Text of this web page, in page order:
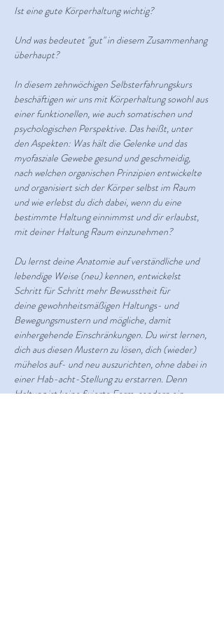
Ist eine gute Körperhaltung wichtig?
Und was bedeutet "gut" in diesem Zusammenhang
überhaupt?
In diesem zehnwöchigen Selbsterfahrungskurs
beschäftigen wir uns mit Körperhaltung sowohl aus
einer funktionellen, wie auch somatischen und
psychologischen Perspektive. Das heißt, unter
den Aspekten: Was hält die Gelenke und das
myofasziale Gewebe gesund und geschmeidig,
nach welchen organischen Prinzipien entwickelte
und organisiert sich der Körper selbst im Raum
und wie erlebst du dich dabei, wenn du eine
bestimmte Haltung einnimmst und dir erlaubst,
mit deiner Haltung Raum einzunehmen?
Du lernst deine Anatomie auf verständliche und
lebendige Weise (neu) kennen, entwickelst
Schritt für Schritt mehr Bewusstheit für
deine gewohnheitsmäßigen Haltungs- und
Bewegungsmustern und mögliche, damit
einhergehende Einschränkungen. Du wirst lernen,
dich aus diesen Mustern zu lösen, dich (wieder)
mühelos auf- und neu auszurichten, ohne dabei in
einer Hab-acht-Stellung zu erstarren. Denn
Haltung ist keine fixierte Form, sondern ein